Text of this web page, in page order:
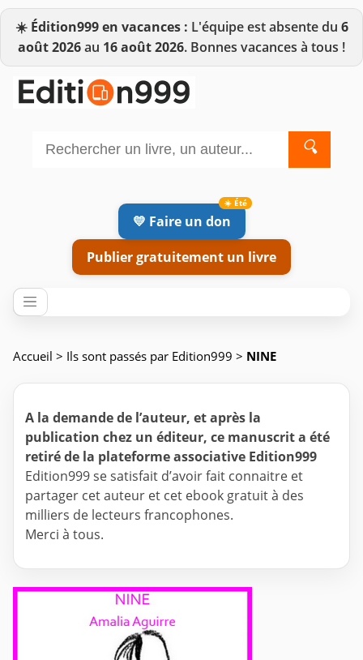
☀️ Édition999 en vacances : L'équipe est absente du 6
août 2026au 16 août 2026. Bonnes vacances à tous !
🔍
💛 Faire un don
Publier gratuitement un livre
Accueil > Ils sont passés par Edition999 > NINE
A la demande de l’auteur, et après la
publication chez un éditeur, ce manuscrit a été
retiré de la plateforme associative Edition999
Edition999 se satisfait d’avoir fait connaitre et
partager cet auteur et cet ebook gratuit à des
milliers de lecteurs francophones.
Merci à tous.